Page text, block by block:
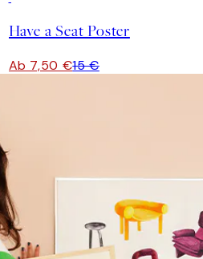
Have a Seat Poster
Ab 7,50 €15 €